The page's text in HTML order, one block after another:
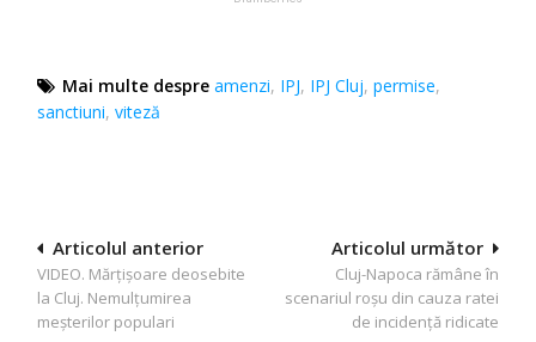
Mai multe despre amenzi, IPJ, IPJ Cluj,permise,
sanctiuni,viteză
Navigare
în
articole
Articolul următor
Cluj-Napoca rămâne în
scenariul roșu din cauza ratei
de incidență ridicate
Articolul anterior
VIDEO. Mărțișoare deosebite
la Cluj. Nemulțumirea
meșterilor populari